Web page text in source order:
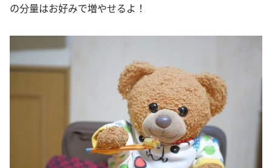
の分量はお好みで増やせるよ！